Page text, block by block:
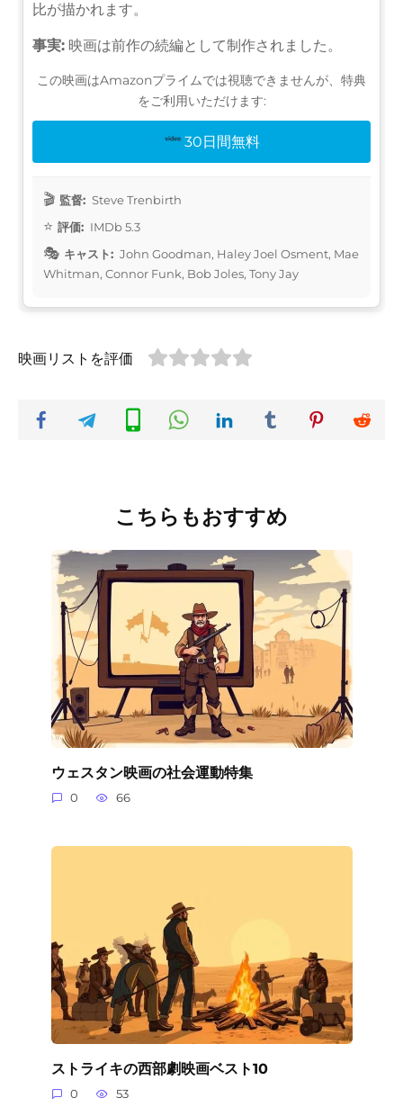
比が描かれます。
事実: 映画は前作の続編として制作されました。
この映画はAmazonプライムでは視聴できませんが、特典
をご利用いただけます:
30日間無料
監督: Steve Trenbirth
評価: IMDb 5.3
キャスト: John Goodman, Haley Joel Osment, Mae
Whitman, Connor Funk, Bob Joles, Tony Jay
映画リストを評価
こちらもおすすめ
ウェスタン映画の社会運動特集
0 66
ストライキの西部劇映画ベスト10
0 53